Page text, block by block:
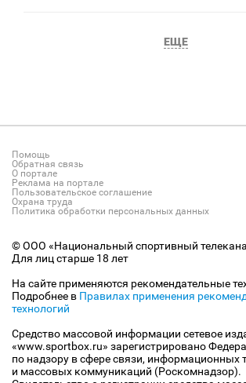
ЕЩЕ
Помощь
Обратная связь
О портале
Реклама на портале
Пользовательское соглашение
Охрана труда
Политика обработки персональных данных
© ООО «Национальный спортивный
Для лиц старше 18 лет
На сайте применяются рекомендательные
Подробнее в Правилах применения
технологий
Средство массовой информации сетевое
«www.sportbox.ru» зарегистрировано
по надзору в сфере связи, информационных
и массовых коммуникаций (Роскомнадзор).